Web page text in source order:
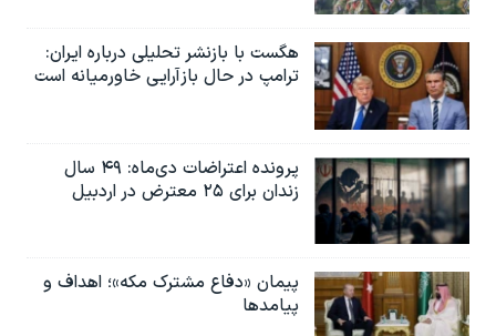
هگست با بازنشر تحلیلی درباره ایران:
ترامپ در حال بازآرایی خاورمیانه است
پرونده اعتراضات دی‌ماه: ۴۹ سال
زندان برای ۲۵ معترض در اردبیل
پیمان «دفاع مشترک مکه»؛ اهداف و
پیامدها